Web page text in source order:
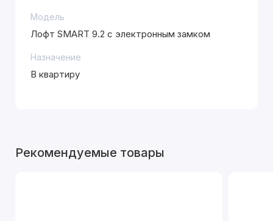
Модель
Лофт SMART 9.2 с электронным замком
Назначение
В квартиру
Рекомендуемые товары